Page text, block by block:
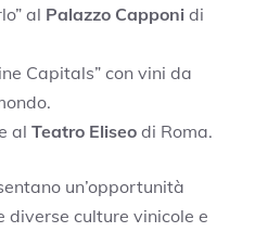
al Palazzo Capponi di
Capitals” con vini da
al Teatro Eliseo di Roma.
un’opportunità
culture vinicole e